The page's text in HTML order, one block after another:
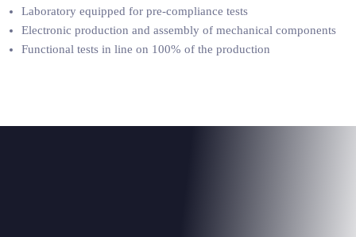
Laboratory equipped for pre-compliance tests
Electronic production and assembly of mechanical components
Functional tests in line on 100% of the production